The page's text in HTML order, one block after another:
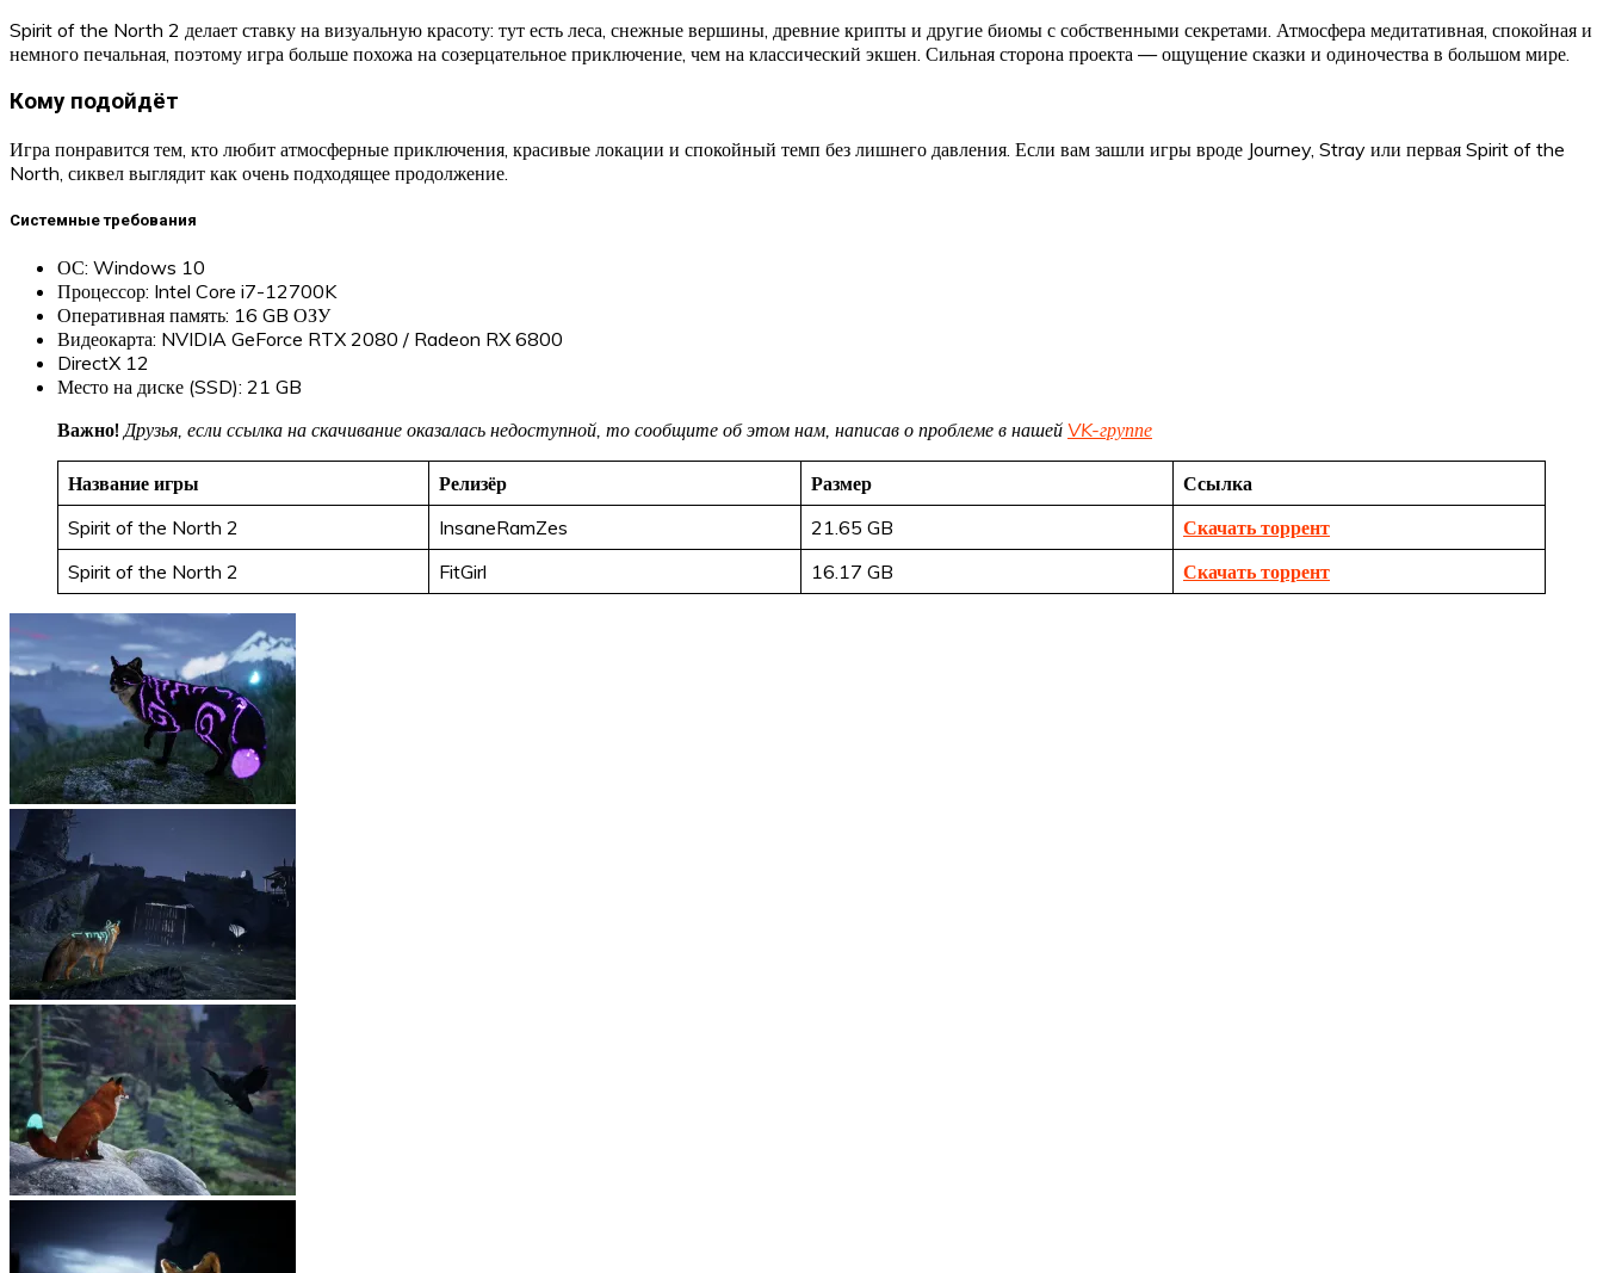
Spirit of the North 2 делает ставку на визуальную красоту: тут есть леса, снежные вершины, древние крипты и другие биомы с собственными секретами. Атмосфера медитативная, спокойная и
немного печальная, поэтому игра больше похожа на созерцательное приключение, чем на классический экшен. Сильная сторона проекта — ощущение сказки и одиночества в большом мире.
Кому подойдёт
Игра понравится тем, кто любит атмосферные приключения, красивые локации и спокойный темп без лишнего давления. Если вам зашли игры вроде Journey, Stray или первая Spirit of the
North, сиквел выглядит как очень подходящее продолжение.
Системные требования
ОС: Windows 10
Процессор: Intel Core i7-12700K
Оперативная память: 16 GB ОЗУ
Видеокарта: NVIDIA GeForce RTX 2080 / Radeon RX 6800
DirectX 12
Место на диске (SSD): 21 GB
Важно! Друзья, если ссылка на скачивание оказалась недоступной, то сообщите об этом нам, написав о проблеме в нашей VK-группе
Название игры Релизёр Размер
Ссылка
Spirit of the North 2
InsaneRamZes 21.65 GB
Скачать торрент
Spirit of the North 2
FitGirl 16.17 GB Скачать торрент